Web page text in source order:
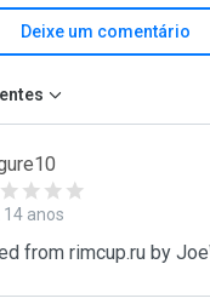
Deixe um comentário
14 anos
from rimcup.ru by